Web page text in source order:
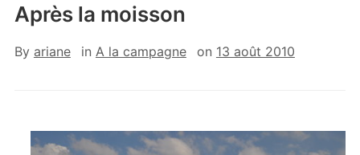
Après la moisson
By ariane in A la campagne on 13 août 2010